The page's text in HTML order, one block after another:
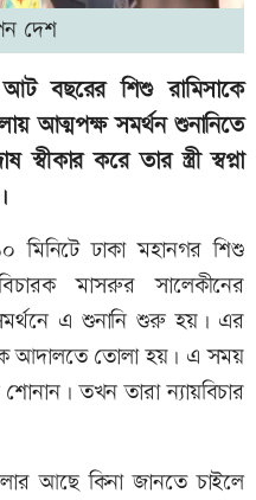
দেশ
আট বছরের শিশু রামিসাকে
আত্মপক্ষ সমর্থন শুনানিতে
করে তার স্ত্রী স্বপ্না
ঢাকা মহানগর শিশু
মাসরুর সালেকীনের
এ শুনানি শুরু হয়। এর
আদালতে তোলা হয়। এ সময়
তখন তারা ন্যায়বিচার
আছে কিনা জানতে চাইলে